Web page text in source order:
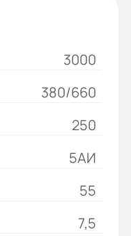
3000
380/660
250
5АИ
55
7,5